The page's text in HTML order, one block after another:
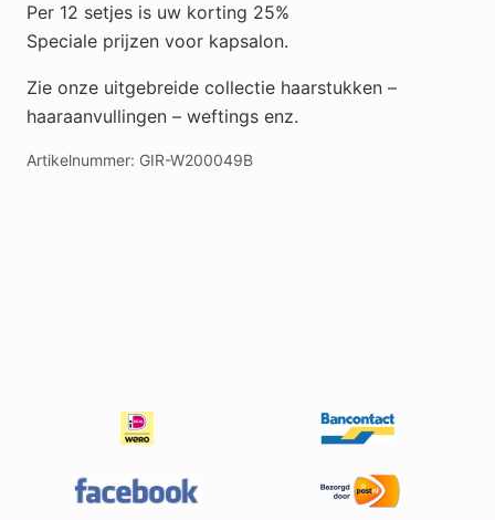
Per 12 setjes is uw korting 25%
Speciale prijzen voor kapsalon.
Zie onze uitgebreide collectie haarstukken –
haaraanvullingen – weftings enz.
Artikelnummer: GIR-W200049B